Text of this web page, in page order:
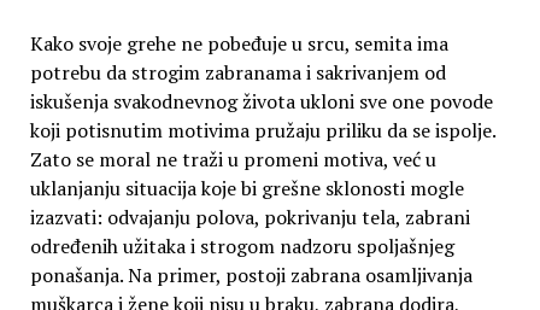
Kako svoje grehe ne pobeđuje u srcu, semita ima
potrebu da strogim zabranama i sakrivanjem od
iskušenja svakodnevnog života ukloni sve one povode
koji potisnutim motivima pružaju priliku da se ispolje.
Zato se moral ne traži u promeni motiva, već u
uklanjanju situacija koje bi grešne sklonosti mogle
izazvati: odvajanju polova, pokrivanju tela, zabrani
određenih užitaka i strogom nadzoru spoljašnjeg
ponašanja. Na primer, postoji zabrana osamljivanja
muškarca i žene koji nisu u braku, zabrana dodira,